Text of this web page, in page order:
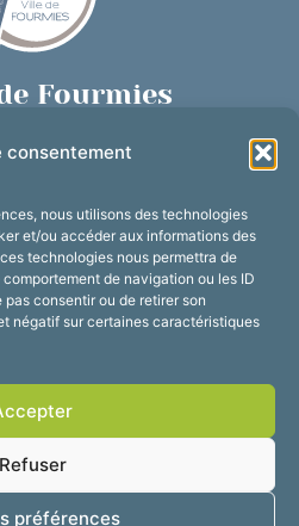
consentement
nous utilisons des technologies
et/ou accéder aux informations des
technologies nous permettra de
de navigation ou les ID
consentir ou de retirer son
négatif sur certaines caractéristiques
Refuser
préférences
Fourmies
27 59 69 79
d’ouverture
au vendredi :
de 13h30 à 17h30
Mentions légales